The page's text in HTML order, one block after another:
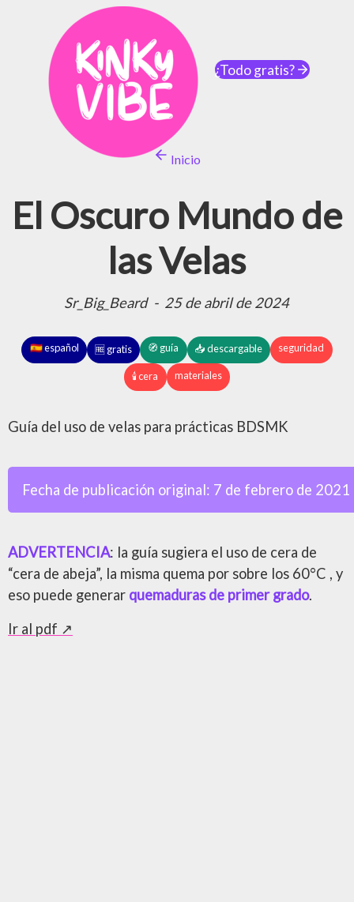
¿Todo gratis?
Inicio
El Oscuro Mundo de
las Velas
Sr_Big_Beard- 25 de abril de 2024
🇪🇸 español 🆓 gratis 🧭 guía 📥 descargable seguridad
🕯️ cera materiales
Guía del uso de velas para prácticas BDSMK
Fecha de publicación original: 7 de febrero de 2021
ADVERTENCIA: la guía sugiera el uso de cera de
“cera de abeja”, la misma quema por sobre los 60°C , y
eso puede generar quemaduras de primer grado.
Ir al pdf ↗️